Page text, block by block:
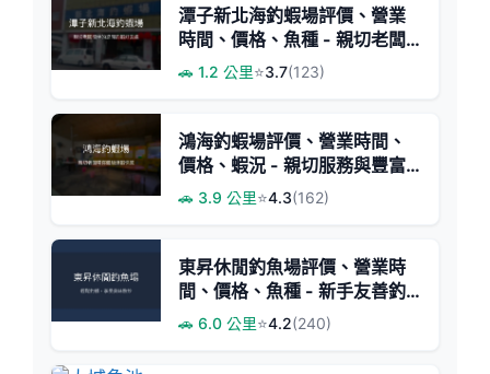
潭子新北海釣蝦場評價、營業
時間、價格、魚種 - 親切老闆
與悠閒釣蝦體驗
🚗 1.2 公里⭐3.7(123)
鴻海釣蝦場評價、營業時間、
價格、蝦況 - 親切服務與豐富
蝦量
🚗 3.9 公里⭐4.3(162)
東昇休閒釣魚場評價、營業時
間、價格、魚種 - 新手友善釣
蝦體驗
🚗 6.0 公里⭐4.2(240)